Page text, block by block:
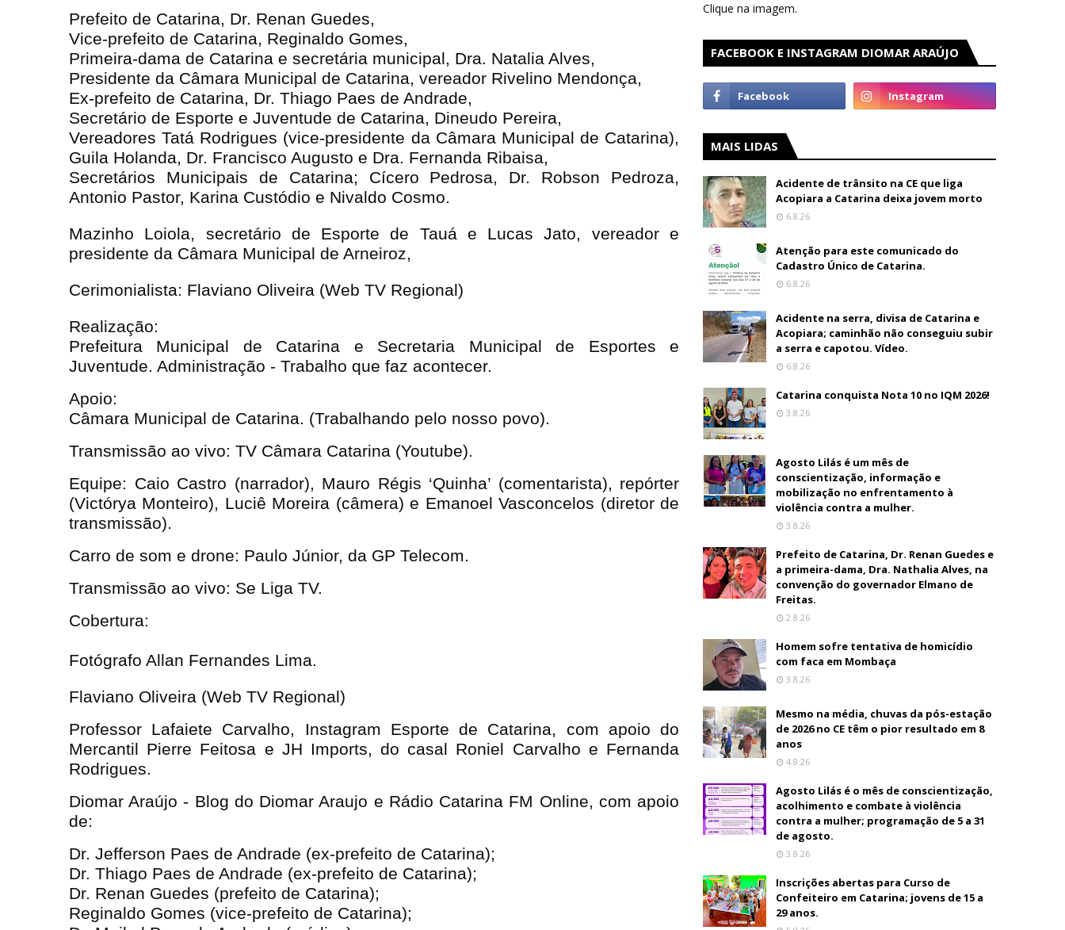
Prefeito de Catarina, Dr. Renan Guedes,
Vice-prefeito de Catarina, Reginaldo Gomes,
Primeira-dama de Catarina e secretária municipal, Dra. Natalia Alves,
Presidente da Câmara Municipal de Catarina, vereador Rivelino Mendonça,
Ex-prefeito de Catarina, Dr. Thiago Paes de Andrade,
Secretário de Esporte e Juventude de Catarina, Dineudo Pereira,
Vereadores Tatá Rodrigues (vice-presidente da Câmara Municipal de Catarina),
Guila Holanda, Dr. Francisco Augusto e Dra. Fernanda Ribaisa,
Secretários Municipais de Catarina; Cícero Pedrosa, Dr. Robson Pedroza,
Antonio Pastor, Karina Custódio e Nivaldo Cosmo.
Mazinho Loiola, secretário de Esporte de Tauá e Lucas Jato, vereador e
presidente da Câmara Municipal de Arneiroz,
Cerimonialista: Flaviano Oliveira (Web TV Regional)
Realização:
Prefeitura Municipal de Catarina e Secretaria Municipal de Esportes e
Juventude. Administração - Trabalho que faz acontecer.
Apoio:
Câmara Municipal de Catarina. (Trabalhando pelo nosso povo).
Transmissão ao vivo: TV Câmara Catarina (Youtube).
Equipe: Caio Castro (narrador), Mauro Régis ‘Quinha’ (comentarista), repórter
(Victórya Monteiro), Luciê Moreira (câmera) e Emanoel Vasconcelos (diretor de
transmissão).
Carro de som e drone: Paulo Júnior, da GP Telecom.
Transmissão ao vivo: Se Liga TV.
Cobertura:
Fotógrafo Allan Fernandes Lima.
Flaviano Oliveira (Web TV Regional)
Professor Lafaiete Carvalho, Instagram Esporte de Catarina, com apoio do
Mercantil Pierre Feitosa e JH Imports, do casal Roniel Carvalho e Fernanda
Rodrigues.
Diomar Araújo - Blog do Diomar Araujo e Rádio Catarina FM Online, com apoio
de:
Dr. Jefferson Paes de Andrade (ex-prefeito de Catarina);
Dr. Thiago Paes de Andrade (ex-prefeito de Catarina);
Dr. Renan Guedes (prefeito de Catarina);
Reginaldo Gomes (vice-prefeito de Catarina);
Clique na imagem.
FACEBOOK E INSTAGRAM DIOMAR ARAÚJO
MAIS LIDAS
Acidente de trânsito na CE que liga
Acopiara a Catarina deixa jovem morto
6.8.26
Atenção para este comunicado do
Cadastro Único de Catarina.
6.8.26
Acidente na serra, divisa de Catarina e
Acopiara; caminhão não conseguiu subir
a serra e capotou. Vídeo.
6.8.26
Catarina conquista Nota 10 no IQM 2026!
3.8.26
Agosto Lilás é um mês de
conscientização, informação e
mobilização no enfrentamento à
violência contra a mulher.
3.8.26
Prefeito de Catarina, Dr. Renan Guedes e
a primeira-dama, Dra. Nathalia Alves, na
convenção do governador Elmano de
Freitas.
2.8.26
Homem sofre tentativa de homicídio
com faca em Mombaça
3.8.26
Mesmo na média, chuvas da pós-estação
de 2026 no CE têm o pior resultado em 8
anos
4.8.26
Agosto Lilás é o mês de conscientização,
acolhimento e combate à violência
contra a mulher; programação de 5 a 31
de agosto.
3.8.26
Inscrições abertas para Curso de
Confeiteiro em Catarina; jovens de 15 a
29 anos.